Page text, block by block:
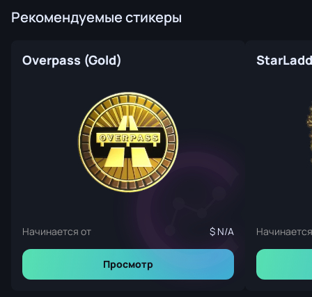
Рекомендуемые стикеры
Overpass (Gold)
Начинается от N/A
Просмотр